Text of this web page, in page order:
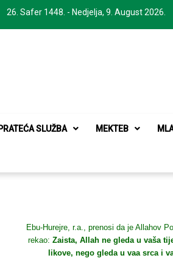
26. Safer 1448. - Nedjelja, 9. August 2026.
PRATEĆA SLUŽBA MEKTEB
Ebu-Hurejre, r.a., prenosi da je Allahov
rekao: Zaista, Allah ne gleda u vaša
likove, nego gleda u vaa srca i